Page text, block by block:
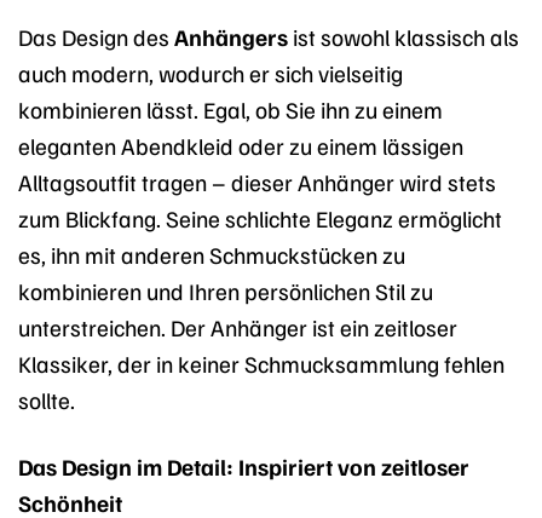
Das Design des Anhängers ist sowohl klassisch als
auch modern, wodurch er sich vielseitig
kombinieren lässt. Egal, ob Sie ihn zu einem
eleganten Abendkleid oder zu einem lässigen
Alltagsoutfit tragen – dieser Anhänger wird stets
zum Blickfang. Seine schlichte Eleganz ermöglicht
es, ihn mit anderen Schmuckstücken zu
kombinieren und Ihren persönlichen Stil zu
unterstreichen. Der Anhänger ist ein zeitloser
Klassiker, der in keiner Schmucksammlung fehlen
sollte.
Das Design im Detail: Inspiriert von zeitloser
Schönheit